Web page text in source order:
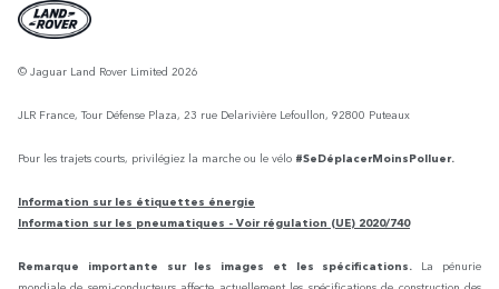
© Jaguar Land Rover Limited 2026
JLR France, Tour Défense Plaza, 23 rue Delarivière Lefoullon, 92800 Puteaux
Pour les trajets courts, privilégiez la marche ou le vélo #SeDéplacerMoinsPolluer.
Information sur les étiquettes énergie
Information sur les pneumatiques - Voir régulation (UE) 2020/740
Remarque importante sur les images et les spécifications.
La pénurie